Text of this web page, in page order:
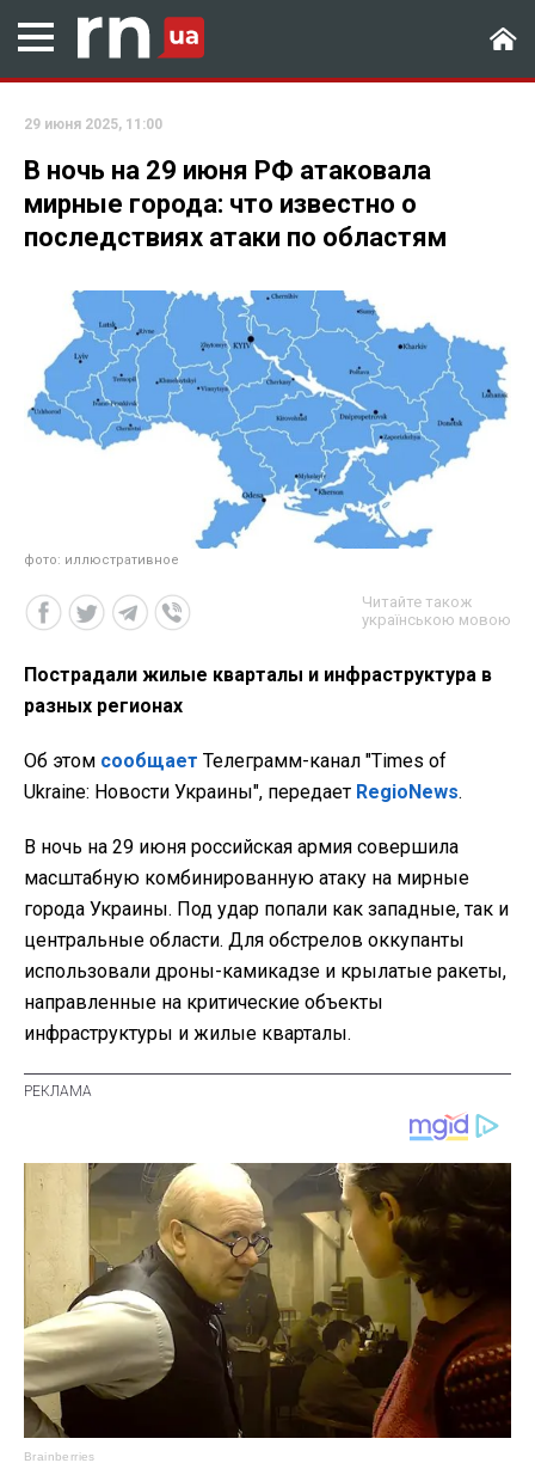
29 июня 2025, 11:00
В ночь на 29 июня РФ атаковала
мирные города: что известно о
последствиях атаки по областям
фото: иллюстративное
Читайте також
українською мовою
Пострадали жилые кварталы и инфраструктура в
разных регионах
Об этом сообщает Телеграмм-канал "Times of
Ukraine: Новости Украины", передает RegioNews.
В ночь на 29 июня российская армия совершила
масштабную комбинированную атаку на мирные
города Украины. Под удар попали как западные, так и
центральные области. Для обстрелов оккупанты
использовали дроны-камикадзе и крылатые ракеты,
направленные на критические объекты
инфраструктуры и жилые кварталы.